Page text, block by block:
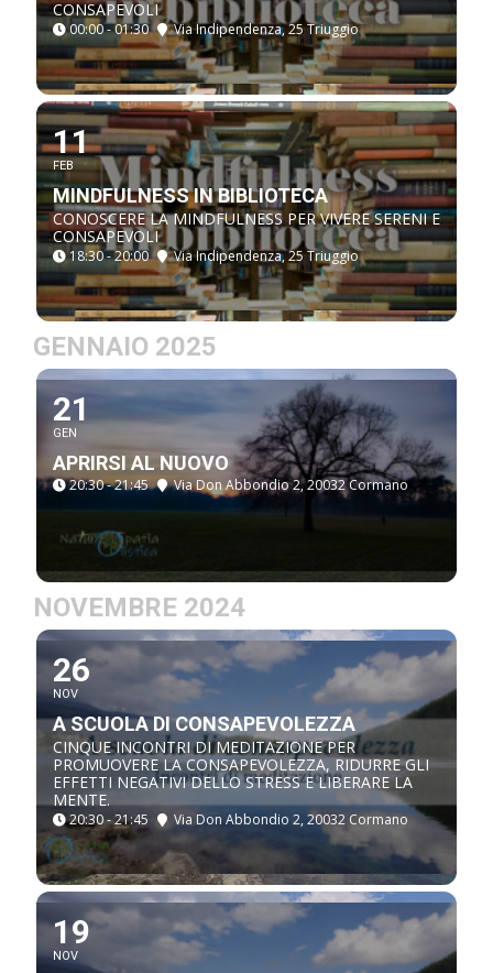
CONSAPEVOLI
00:00 - 01:30 Via Indipendenza, 25 Triuggio
11
FEB
MINDFULNESS IN BIBLIOTECA
CONOSCERE LA MINDFULNESS PER VIVERE SERENI E
CONSAPEVOLI
18:30 - 20:00 Via Indipendenza, 25 Triuggio
GENNAIO 2025
21
GEN
APRIRSI AL NUOVO
20:30 - 21:45 Via Don Abbondio 2, 20032 Cormano
NOVEMBRE 2024
26
NOV
A SCUOLA DI CONSAPEVOLEZZA
CINQUE INCONTRI DI MEDITAZIONE PER
PROMUOVERE LA CONSAPEVOLEZZA, RIDURRE GLI
EFFETTI NEGATIVI DELLO STRESS E LIBERARE LA
MENTE.
20:30 - 21:45 Via Don Abbondio 2, 20032 Cormano
19
NOV